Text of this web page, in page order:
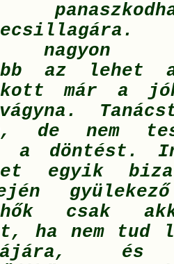
nagyon
az lehet
már a
de nem
a döntést.
egyik
gyülekező
csak
ha nem
és